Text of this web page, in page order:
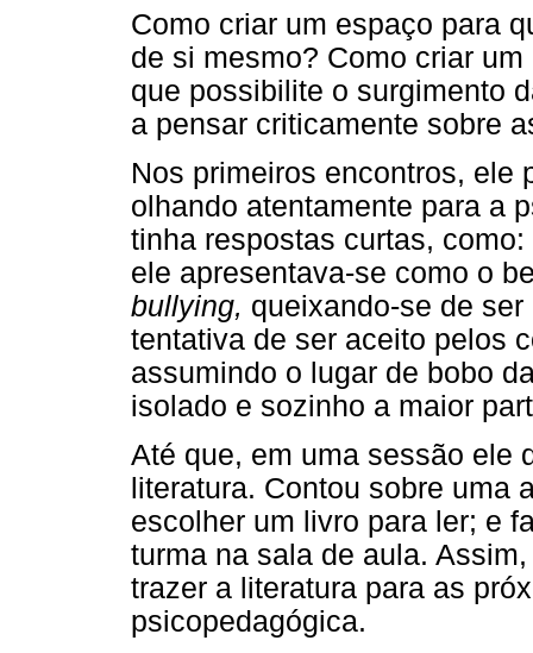
Como criar um espaço para
de si mesmo? Como criar
que possibilite o surgimento
a pensar criticamente sobre
Nos primeiros encontros, ele
olhando atentamente para a
tinha respostas curtas,
ele apresentava-se como o
bullying, queixando-se de
tentativa de ser aceito pelos
assumindo o lugar de bobo
isolado e sozinho a maior
Até que, em uma sessão ele
literatura. Contou sobre uma
escolher um livro para ler; e
turma na sala de aula.
trazer a literatura para as
psicopedagógica.